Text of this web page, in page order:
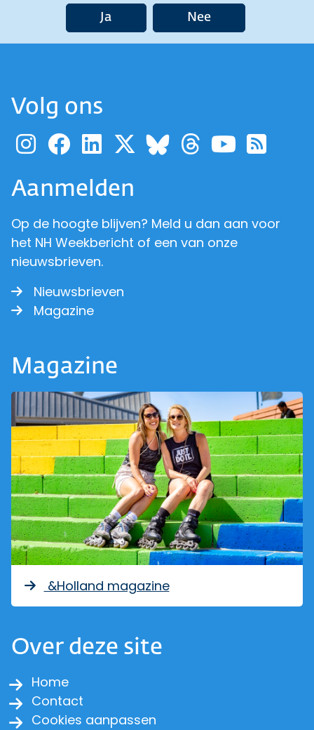
Ja Nee
Volg ons
Ga naar de pagina van
Ga naar de pagina
Ga naar de
Ga naar de
Ga naar de
Ga naar
Ga
Aanmelden
Op de hoogte blijven? Meld u dan aan voor
het NH Weekbericht of een van onze
nieuwsbrieven.
Nieuwsbrieven
Magazine
Magazine
&Holland magazine
Over deze site
Home
Contact
Cookies aanpassen